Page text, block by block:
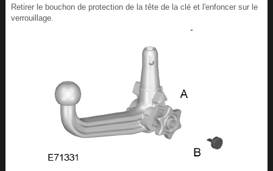
Retirer le bouchon de protection de la tête de la clé et l'enfoncer sur le
verrouillage.